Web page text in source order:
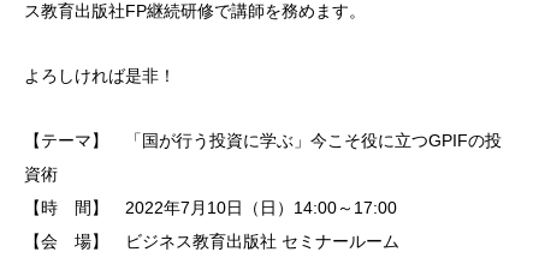
ス教育出版社FP継続研修で講師を務めます。
よろしければ是非！
【テーマ】 「国が行う投資に学ぶ」今こそ役に立つGPIFの投
資術
【時 間】 2022年7月10日（日）14:00～17:00
【会 場】 ビジネス教育出版社 セミナールーム